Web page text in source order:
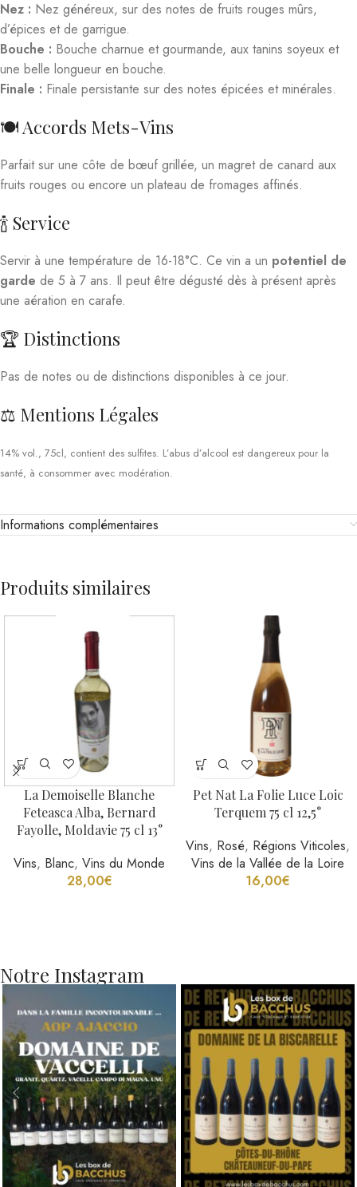
Nez : Nez généreux, sur des notes de fruits rouges mûrs,
d’épices et de garrigue.
Bouche : Bouche charnue et gourmande, aux tanins soyeux et
une belle longueur en bouche.
Finale : Finale persistante sur des notes épicées et minérales.
🍽️ Accords Mets-Vins
Parfait sur une côte de bœuf grillée, un magret de canard aux
fruits rouges ou encore un plateau de fromages affinés.
🍾 Service
Servir à une température de 16-18°C. Ce vin a un potentiel de
garde de 5 à 7 ans. Il peut être dégusté dès à présent après
une aération en carafe.
🏆 Distinctions
Pas de notes ou de distinctions disponibles à ce jour.
⚖️ Mentions Légales
14% vol., 75cl, contient des sulfites. L’abus d’alcool est dangereux pour la
santé, à consommer avec modération.
Informations complémentaires
Produits similaires
La Demoiselle Blanche
Feteasca Alba, Bernard
Fayolle, Moldavie 75 cl 13°
Vins, Blanc, Vins du Monde
28,00€
Pet Nat La Folie Luce Loic
Terquem 75 cl 12,5°
Vins, Rosé, Régions Viticoles,
Vins de la Vallée de la Loire
16,00€
Notre Instagram